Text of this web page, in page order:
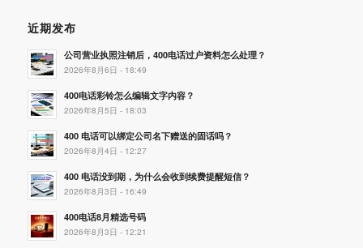
近期发布
公司营业执照注销后，400电话过户资料怎么处理？
2026年8月6日 - 18:49
400电话彩铃怎么编辑文字内容？
2026年8月5日 - 18:03
400 电话可以绑定公司名下赠送的固话吗？
2026年8月4日 - 12:27
400 电话没到期，为什么会收到续费提醒短信？
2026年8月3日 - 16:49
400电话8月精选号码
2026年8月3日 - 12:21